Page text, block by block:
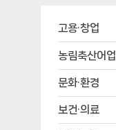
고용·창업
농림축산어업
문화·환경
보건·의료